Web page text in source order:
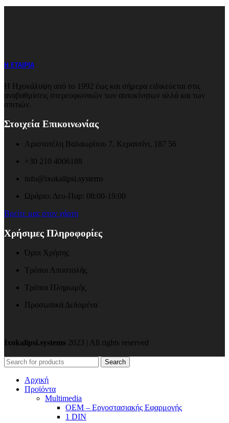
Η ΕΤΑΙΡΙΑ
Η Ηχοκάλυψη από το 1992 έως και σήμερα ειδικεύεται στις
αναβαθμίσεις στερεοφωνικών των αυτοκίνητων αλλά και των
σπιτιών.
Στοιχεία Επικοινωνίας
Αριστοτέλη Βαλαωρίτου 7, Κερατσίνι, 187 56
+30 210 4006188
info@ixokalipsi.systems
Ωράριο: Δευ-Παρ: 08:00-19:00
Βρείτε μας στον χάρτη
Χρήσιμες Πληροφορίες
Όροι Χρήσης
Τρόποι Αποστολής
Τρόποι Πληρωμής
Προσωπικά Δεδομένα
Ixokalipsi.systems 2023 | All rights reserved
Search
Αρχική
Προϊόντα
Μultimedia
OEM – Εργοστασιακής Εφαρμογής
1 DIN